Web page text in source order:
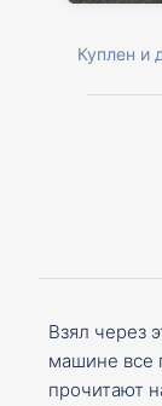
Куплен и
Взял через
машине все
прочитают